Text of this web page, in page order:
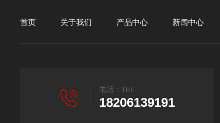
首页 关于我们 产品中心 新闻中心
电话：TEL
18206139191